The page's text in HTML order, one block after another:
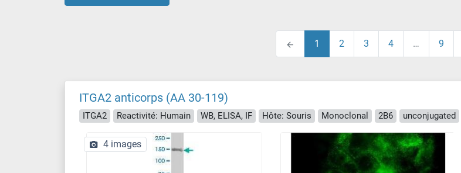
1 2 3 4 … 9
ITGA2 anticorps (AA 30-119)
ITGA2 Reactivité: Humain WB, ELISA, IF Hôte: Souris Monoclonal 2B6 unconjugated
4 images